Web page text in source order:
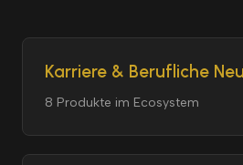
Karriere & Berufliche
8 Produkte im Ecosystem